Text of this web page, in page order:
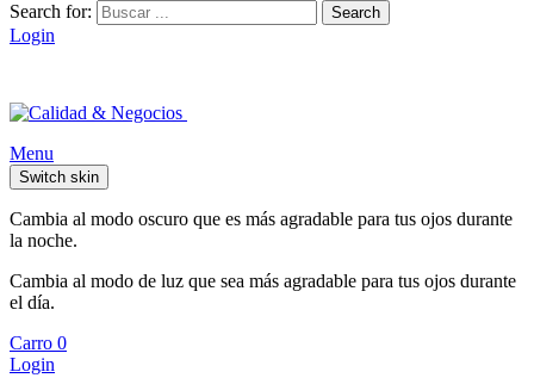
Search for:
Search
Login
Menu
Switch skin
Cambia al modo oscuro que es más agradable para tus ojos durante
la noche.
Cambia al modo de luz que sea más agradable para tus ojos durante
el día.
Carro 0
Login